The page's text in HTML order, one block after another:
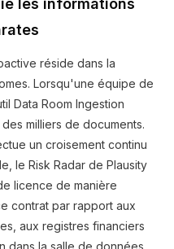
les informations
réside dans la
Lorsqu'une équipe de
Data Room Ingestion
milliers de documents.
un croisement continu
le Risk Radar de Plausity
licence de manière
contrat par rapport aux
aux registres financiers